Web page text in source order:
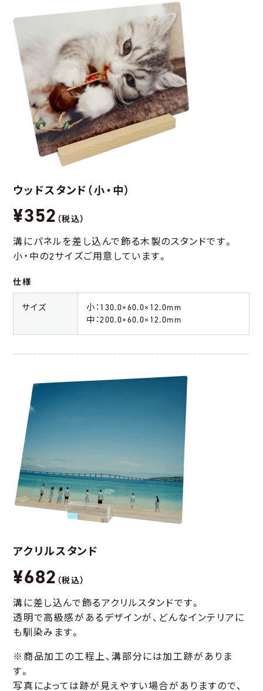
ウッドスタンド（小・中）
¥352 （税込）
溝にパネルを差し込んで飾る木製のスタンドです。
小・中の2サイズご用意しています。
仕様
サイズ
小：130.0×60.0×12.0mm
中：200.0×60.0×12.0mm
アクリルスタンド
¥682 （税込）
溝に差し込んで飾るアクリルスタンドです。
透明で高級感があるデザインが、どんなインテリアに
も馴染みます。
※商品加工の工程上、溝部分には加工跡がありま
す。
写真によっては跡が見えやすい場合がありますので、